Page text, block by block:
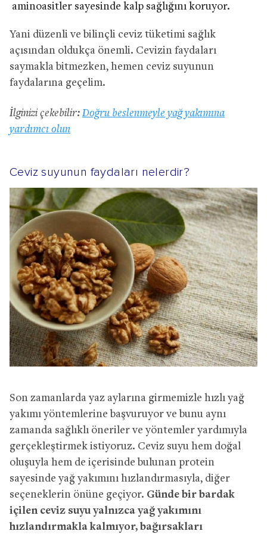
aminoasitler sayesinde kalp sağlığını koruyor.
Yani düzenli ve bilinçli ceviz tüketimi sağlık
açısından oldukça önemli. Cevizin faydaları
saymakla bitmezken, hemen ceviz suyunun
faydalarına geçelim.
İlginizi çekebilir: Doğru beslenmeyle yağ yakımına
yardımcı olun
Ceviz suyunun faydaları nelerdir?
Son zamanlarda yaz aylarına girmemizle hızlı yağ
yakımı yöntemlerine başvuruyor ve bunu aynı
zamanda sağlıklı öneriler ve yöntemler yardımıyla
gerçekleştirmek istiyoruz. Ceviz suyu hem doğal
oluşuyla hem de içerisinde bulunan protein
sayesinde yağ yakımını hızlandırmasıyla, diğer
seçeneklerin önüne geçiyor. Günde bir bardak
içilen ceviz suyu yalnızca yağ yakımını
hızlandırmakla kalmıyor, bağırsakları